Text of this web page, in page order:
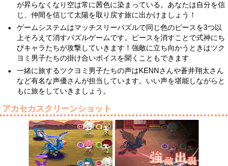
が昇らなくなり空は常に茜色に染まっている。あなたは自分を信
じ、仲間を信じて太陽を取り戻す旅に出かけましょう！
ゲームシステムはマッチスリーパズルで同じ色のピースを3つ以
上そろえて消すパズルゲームです。ピースを消すことで式神にち
びキャラたちが攻撃していきます！強敵に立ち向かうときはツク
ヨミ男子たちの掛け合いボイスを聞くこともできます
一緒に旅するツクヨミ男子たちの声はKENNさんや蒼井翔太さん
など有名な声優さんが担当しています。いい声を堪能しながらと
もに旅をしていきましょう。
アカセカスクリーンショット